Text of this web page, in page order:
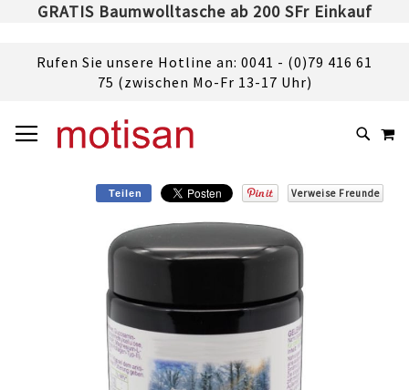
GRATIS Baumwolltasche ab 200 SFr Einkauf
Rufen Sie unsere Hotline an: 0041 - (0)79 416 61
75 (zwischen Mo-Fr 13-17 Uhr)
ZUM
INHALT
SUCHE
Teilen Verweise Freunde